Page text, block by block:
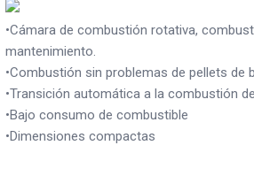
•Cámara de combustión rotativa,
mantenimiento.
•Combustión sin problemas de pellets de
•Transición automática a la combustión
•Bajo consumo de combustible
•Dimensiones compactas